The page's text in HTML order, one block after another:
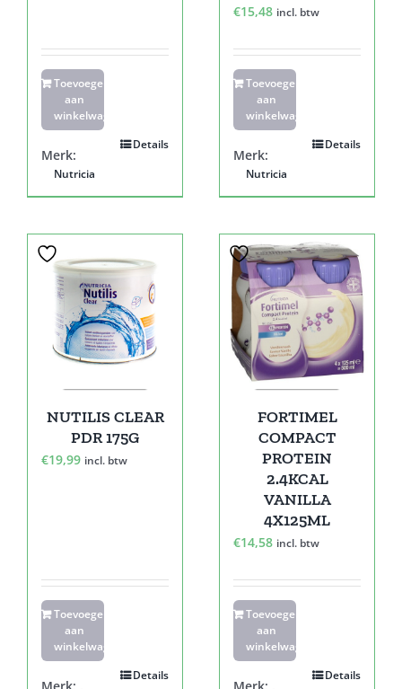
Toevoegen
aan
winkelwagen
Details
Merk:
Nutricia
€15,48 incl. btw
Toevoegen
aan
winkelwagen
Details
Merk:
Nutricia
NUTILIS CLEAR
PDR 175G
€19,99 incl. btw
Toevoegen
aan
winkelwagen
Details
FORTIMEL
COMPACT
PROTEIN
2.4KCAL
VANILLA
4X125ML
€14,58 incl. btw
Toevoegen
aan
winkelwagen
Details